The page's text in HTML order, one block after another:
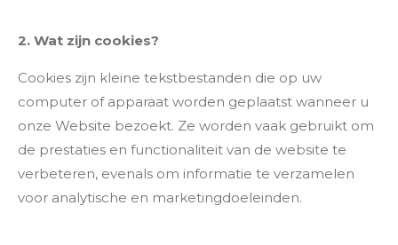
2. Wat zijn cookies?
Cookies zijn kleine tekstbestanden die op uw
computer of apparaat worden geplaatst wanneer u
onze Website bezoekt. Ze worden vaak gebruikt om
de prestaties en functionaliteit van de website te
verbeteren, evenals om informatie te verzamelen
voor analytische en marketingdoeleinden.